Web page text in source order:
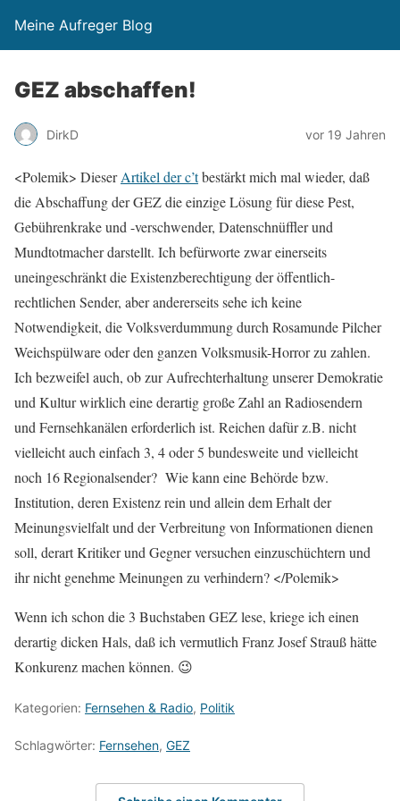
Meine Aufreger Blog
GEZ abschaffen!
DirkD vor 19 Jahren
<Polemik> DieserArtikel der c’tbestärkt mich mal wieder, daß
die Abschaffung der GEZ die einzige Lösung für diese Pest,
Gebührenkrake und -verschwender, Datenschnüffler und
Mundtotmacher darstellt. Ich befürworte zwar einerseits
uneingeschränkt die Existenzberechtigung der öffentlich-
rechtlichen Sender, aber andererseits sehe ich keine
Notwendigkeit, die Volksverdummung durch Rosamunde Pilcher
Weichspülware oder den ganzen Volksmusik-Horror zu zahlen.
Ich bezweifel auch, ob zur Aufrechterhaltung unserer Demokratie
und Kultur wirklich eine derartig große Zahl an Radiosendern
und Fernsehkanälen erforderlich ist. Reichen dafür z.B. nicht
vielleicht auch einfach 3, 4 oder 5 bundesweite und vielleicht
noch 16 Regionalsender? Wie kann eine Behörde bzw.
Institution, deren Existenz rein und allein dem Erhalt der
Meinungsvielfalt und der Verbreitung von Informationen dienen
soll, derart Kritiker und Gegner versuchen einzuschüchtern und
ihr nicht genehme Meinungen zu verhindern? </Polemik>
Wenn ich schon die 3 Buchstaben GEZ lese, kriege ich einen
derartig dicken Hals, daß ich vermutlich Franz Josef Strauß hätte
Konkurenz machen können. 😉
Kategorien: Fernsehen & Radio, Politik
Schlagwörter: Fernsehen, GEZ